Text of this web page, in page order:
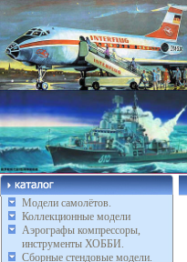
Модели самолётов.
Коллекционные модели
Аэрографы компрессоры,
инструменты ХОББИ.
Сборные стендовые модели.